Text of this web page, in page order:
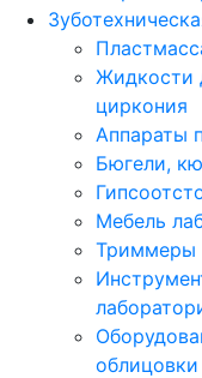
Жидкости
циркония
Аппараты
Бюгели,
Мебель
Триммеры
облицовки